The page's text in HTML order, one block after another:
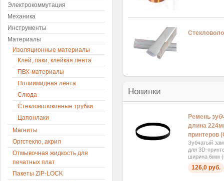
Новинки
Ремень
длина
принтеров
Зубчатый
для 3D-
ширина 6мм
126,0 руб.
Электрокоммутация
Механика
Инструменты
Материалы
Изоляционные материалы
Клей, лаки, клейкая лента
ПВХ-материалы
Полиимидная лента
Слюда
Стекловолоконные трубки
Цапонлаки
Магниты
Оргстекло, акрил
Отмывочная жидкость для
печатных плат
Пакеты ZIP-LOCK